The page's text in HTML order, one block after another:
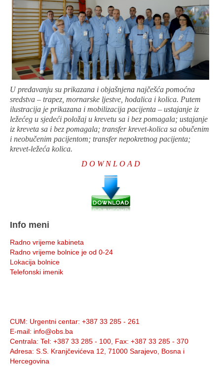
U predavanju su prikazana i objašnjena najčešća pomoćna
sredstva – trapez, mornarske ljestve, hodalica i kolica. Putem
ilustracija je prikazana i mobilizacija pacijenta – ustajanje iz
ležećeg u sjedeći položaj u krevetu sa i bez pomagala; ustajanje
iz kreveta sa i bez pomagala; transfer krevet-kolica sa obučenim
i neobučenim pacijentom; transfer nepokretnog pacijenta;
krevet-ležeća kolica.
D O W N L O A D
Info meni
Radno vrijeme kabineta
Radno vrijeme bolnice je od 0-24
Lokacija bolnice
Telefonski imenik
CUM: Urgentni centar: +387 33 285 - 261
E-mail: info@obs.ba
Centrala: Tel: +387 33 285 - 100, Fax: +387 33 285 - 370
Adresa: S.S. Kranjčevićeva 12, 71000 Sarajevo, Bosna i
Hercegovina